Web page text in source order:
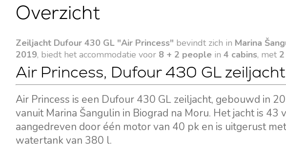
Overzicht
Zeiljacht Dufour 430 GL "Air Princess" bevindt zich in Marina
2019, biedt het accommodatie voor 8 + 2 people in 4 cabins, met
Air Princess, Dufour 430 GL
Air Princess is een Dufour 430 GL zeiljacht, gebouwd in
vanuit Marina Šangulin in Biograd na Moru. Het jacht is
aangedreven door één motor van 40 pk en is uitgerust
watertank van 380 l.